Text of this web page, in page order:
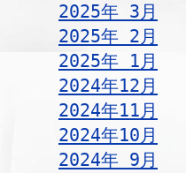
2025年 3月
2025年 2月
2025年 1月
2024年12月
2024年11月
2024年10月
2024年 9月